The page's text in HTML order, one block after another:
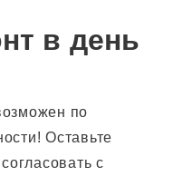
в день
по
Оставьте
с